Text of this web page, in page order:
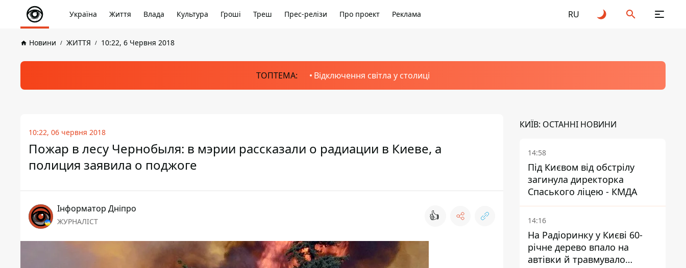
Україна Життя Влада Культура Гроші Треш Прес-релізи Про проект Реклама RU
Новини ЖИТТЯ 10:22, 6 Червня 2018
ТОПТЕМА: Відключення світла у столиці
10:22, 06 червня 2018
Пожар в лесу Чернобыля: в мэрии рассказали о радиации в Киеве, а
полиция заявила о поджоге
Інформатор Дніпро
ЖУРНАЛІСТ 👍
КИЇВ: ОСТАННІ НОВИНИ
14:58
Під Києвом від обстрілу
загинула директорка
Спаського ліцею - КМДА
14:16
На Радіоринку у Києві 60-
річне дерево впало на
автівки й травмувало